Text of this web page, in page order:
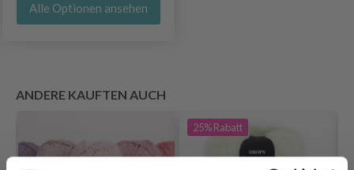
Alle Optionen ansehen
ANDERE KAUFTEN AUCH
25%Rabatt